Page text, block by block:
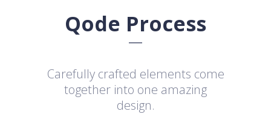
Qode Process
Carefully crafted elements come
together into one amazing
design.